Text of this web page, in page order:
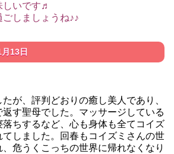
しいです♬
しましょうね♪♪
13日
が、評判どおりの癒し美人であり、
す聖母でした。マッサージしている
ちするなど、心も身体も全てコイズ
てしました。回春もコイズミさんの世
危うくこっちの世界に帰れなくなり